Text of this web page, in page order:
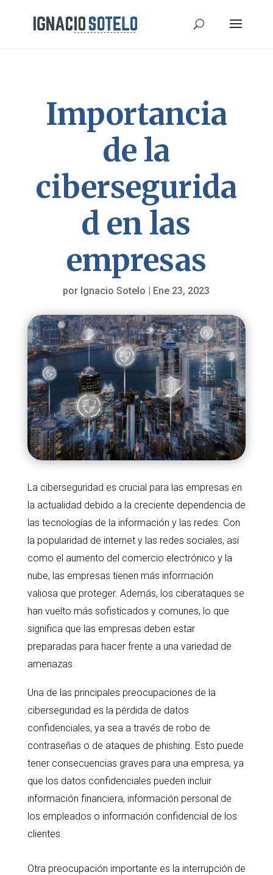
Importancia
de la
cibersegurida
d en las
empresas
por Ignacio Sotelo | Ene 23, 2023
La ciberseguridad es crucial para las empresas en
la actualidad debido a la creciente dependencia de
las tecnologías de la información y las redes. Con
la popularidad de internet y las redes sociales, así
como el aumento del comercio electrónico y la
nube, las empresas tienen más información
valiosa que proteger. Además, los ciberataques se
han vuelto más sofisticados y comunes, lo que
significa que las empresas deben estar
preparadas para hacer frente a una variedad de
amenazas.
Una de las principales preocupaciones de la
ciberseguridad es la pérdida de datos
confidenciales, ya sea a través de robo de
contraseñas o de ataques de phishing. Esto puede
tener consecuencias graves para una empresa, ya
que los datos confidenciales pueden incluir
información financiera, información personal de
los empleados o información confidencial de los
clientes.
Otra preocupación importante es la interrupción de